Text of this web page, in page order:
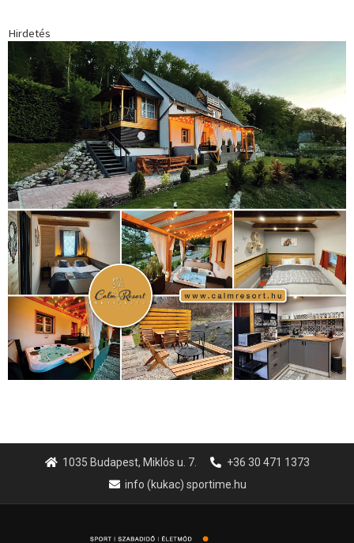
Hirdetés
1035 Budapest, Miklós u. 7.
+36 30 471 1373
info (kukac) sportime.hu